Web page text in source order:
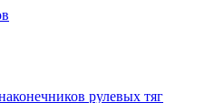
рулевых тяг